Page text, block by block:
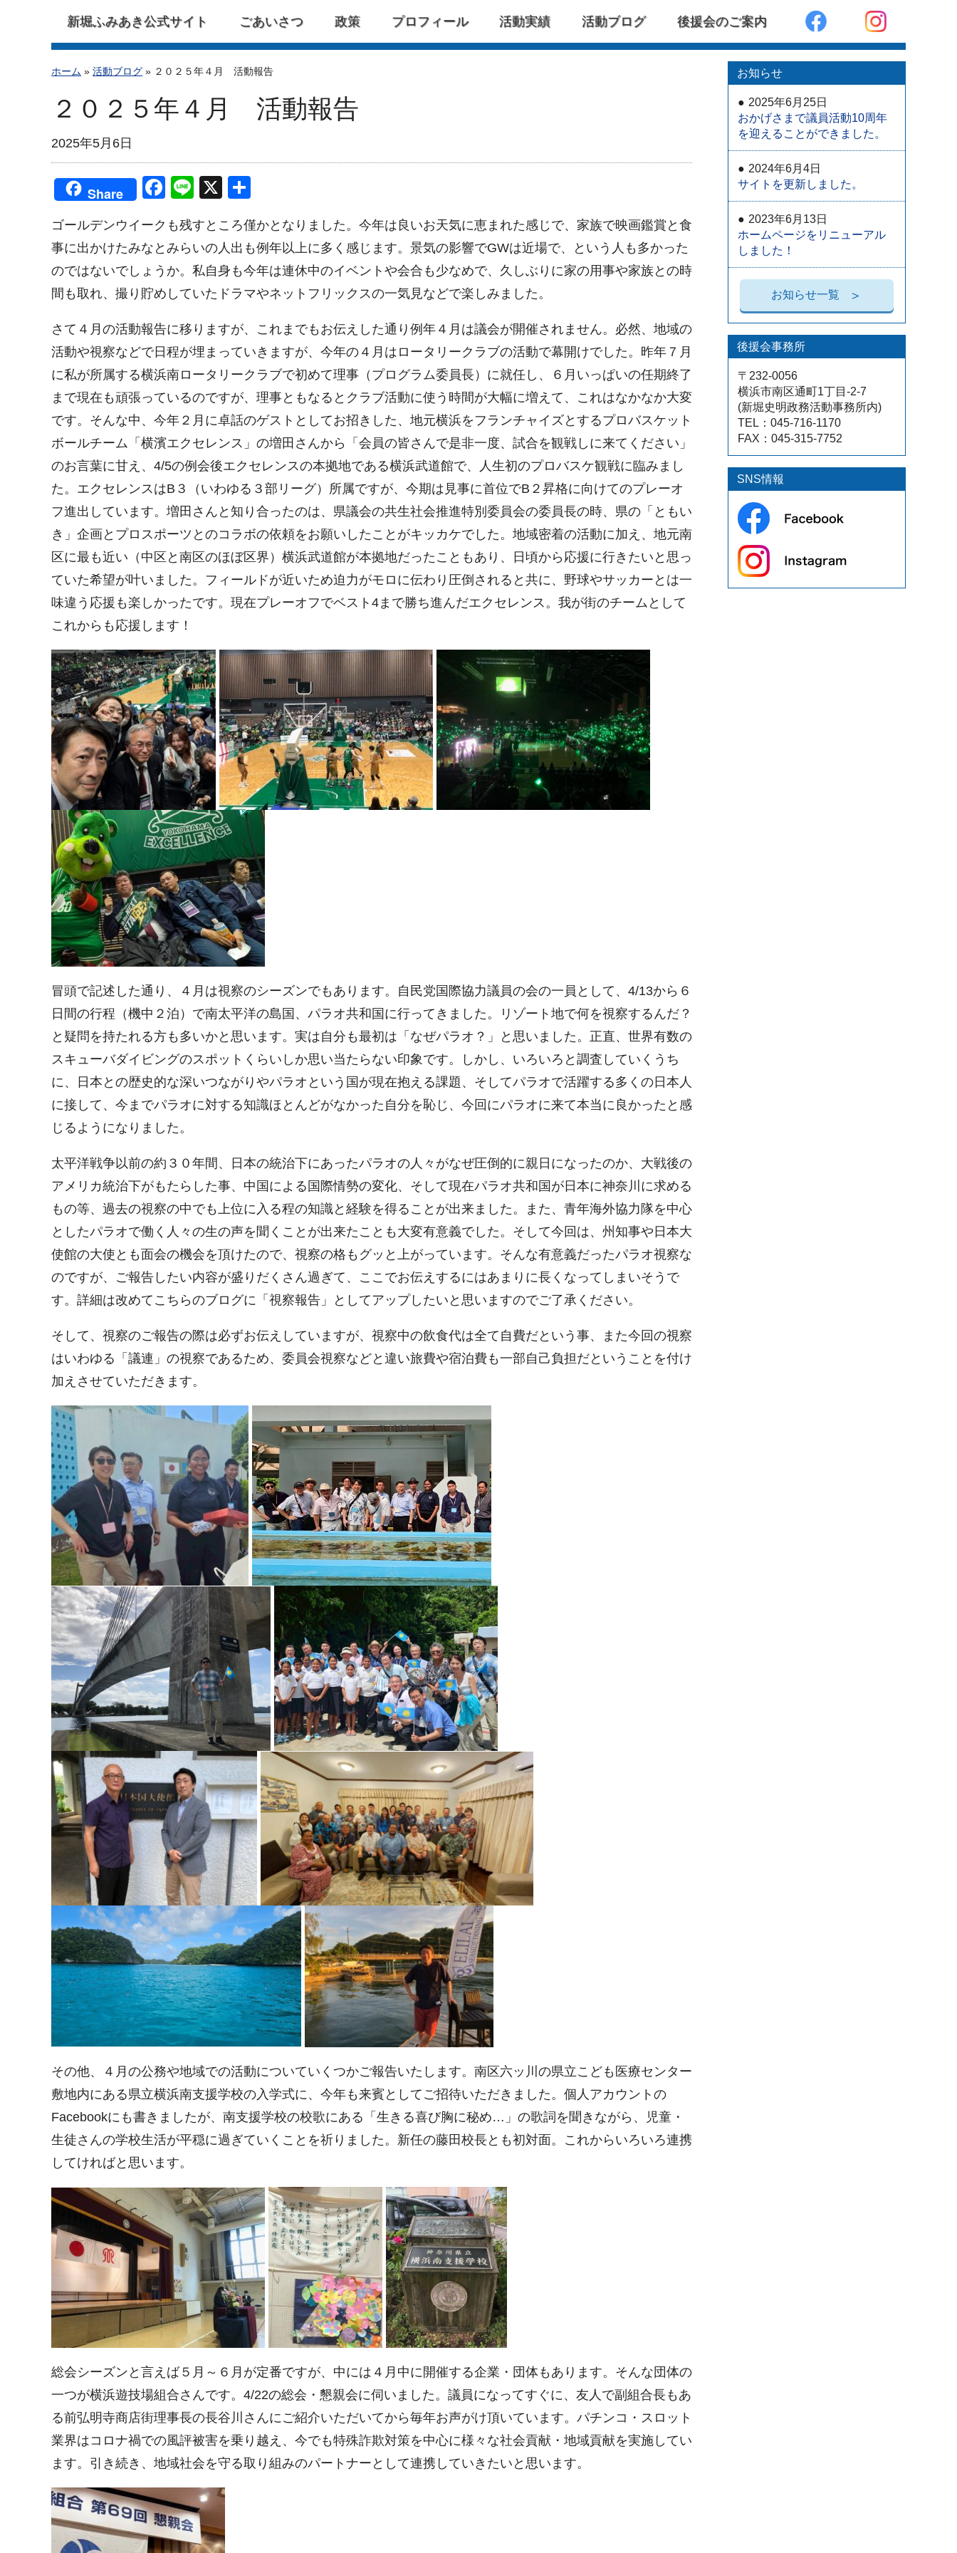
新堀ふみあき公式サイト ごあいさつ 政策 プロフィール 活動実績 活動ブログ 後援会のご案内
Facebook Instagram
ホーム » 活動ブログ » ２０２５年４月 活動報告
２０２５年４月 活動報告
2025年5月6日
Share
F
c
e
b
o
o
k
Li
e
X
ゴールデンウイークも残すところ僅かとなりました。今年は良いお天気に恵まれた感じで、家族で映画鑑賞と食
事に出かけたみなとみらいの人出も例年以上に多く感じます。景気の影響でGWは近場で、という人も多かった
のではないでしょうか。私自身も今年は連休中のイベントや会合も少なめで、久しぶりに家の用事や家族との時
間も取れ、撮り貯めしていたドラマやネットフリックスの一気見などで楽しみました。
さて４月の活動報告に移りますが、これまでもお伝えした通り例年４月は議会が開催されません。必然、地域の
活動や視察などで日程が埋まっていきますが、今年の４月はロータリークラブの活動で幕開けでした。昨年７月
に私が所属する横浜南ロータリークラブで初めて理事（プログラム委員長）に就任し、６月いっぱいの任期終了
まで現在も頑張っているのですが、理事ともなるとクラブ活動に使う時間が大幅に増えて、これはなかなか大変
です。そんな中、今年２月に卓話のゲストとしてお招きした、地元横浜をフランチャイズとするプロバスケット
ボールチーム「横濱エクセレンス」の増田さんから「会員の皆さんで是非一度、試合を観戦しに来てください」
のお言葉に甘え、4/5の例会後エクセレンスの本拠地である横浜武道館で、人生初のプロバスケ観戦に臨みまし
た。エクセレンスはB３（いわゆる３部リーグ）所属ですが、今期は見事に首位でB２昇格に向けてのプレーオ
フ進出しています。増田さんと知り合ったのは、県議会の共生社会推進特別委員会の委員長の時、県の「ともい
き」企画とプロスポーツとのコラボの依頼をお願いしたことがキッカケでした。地域密着の活動に加え、地元南
区に最も近い（中区と南区のほぼ区界）横浜武道館が本拠地だったこともあり、日頃から応援に行きたいと思っ
ていた希望が叶いました。フィールドが近いため迫力がモロに伝わり圧倒されると共に、野球やサッカーとは一
味違う応援も楽しかったです。現在プレーオフでベスト4まで勝ち進んだエクセレンス。我が街のチームとして
これからも応援します！
冒頭で記述した通り、４月は視察のシーズンでもあります。自民党国際協力議員の会の一員として、4/13から６
日間の行程（機中２泊）で南太平洋の島国、パラオ共和国に行ってきました。リゾート地で何を視察するんだ？
と疑問を持たれる方も多いかと思います。実は自分も最初は「なぜパラオ？」と思いました。正直、世界有数の
スキューバダイビングのスポットくらいしか思い当たらない印象です。しかし、いろいろと調査していくうち
に、日本との歴史的な深いつながりやパラオという国が現在抱える課題、そしてパラオで活躍する多くの日本人
に接して、今までパラオに対する知識ほとんどがなかった自分を恥じ、今回にパラオに来て本当に良かったと感
じるようになりました。
太平洋戦争以前の約３０年間、日本の統治下にあったパラオの人々がなぜ圧倒的に親日になったのか、大戦後の
アメリカ統治下がもたらした事、中国による国際情勢の変化、そして現在パラオ共和国が日本に神奈川に求める
もの等、過去の視察の中でも上位に入る程の知識と経験を得ることが出来ました。また、青年海外協力隊を中心
としたパラオで働く人々の生の声を聞くことが出来たことも大変有意義でした。そして今回は、州知事や日本大
使館の大使とも面会の機会を頂けたので、視察の格もグッと上がっています。そんな有意義だったパラオ視察な
のですが、ご報告したい内容が盛りだくさん過ぎて、ここでお伝えするにはあまりに長くなってしまいそうで
す。詳細は改めてこちらのブログに「視察報告」としてアップしたいと思いますのでご了承ください。
そして、視察のご報告の際は必ずお伝えしていますが、視察中の飲食代は全て自費だという事、また今回の視察
はいわゆる「議連」の視察であるため、委員会視察などと違い旅費や宿泊費も一部自己負担だということを付け
加えさせていただきます。
その他、４月の公務や地域での活動についていくつかご報告いたします。南区六ッ川の県立こども医療センター
敷地内にある県立横浜南支援学校の入学式に、今年も来賓としてご招待いただきました。個人アカウントの
Facebookにも書きましたが、南支援学校の校歌にある「生きる喜び胸に秘め…」の歌詞を聞きながら、児童・
生徒さんの学校生活が平穏に過ぎていくことを祈りました。新任の藤田校長とも初対面。これからいろいろ連携
してければと思います。
総会シーズンと言えば５月～６月が定番ですが、中には４月中に開催する企業・団体もあります。そんな団体の
一つが横浜遊技場組合さんです。4/22の総会・懇親会に伺いました。議員になってすぐに、友人で副組合長もあ
る前弘明寺商店街理事長の長谷川さんにご紹介いただいてから毎年お声がけ頂いています。パチンコ・スロット
業界はコロナ禍での風評被害を乗り越え、今でも特殊詐欺対策を中心に様々な社会貢献・地域貢献を実施してい
ます。引き続き、地域社会を守る取り組みのパートナーとして連携していきたいと思います。
お知らせ
2025年6月25日
おかげさまで議員活動10周年
を迎えることができました。
2024年6月4日
サイトを更新しました。
2023年6月13日
ホームページをリニューアル
しました！
お知らせ一覧
後援会事務所
〒232-0056
横浜市南区通町1丁目-2-7
(新堀史明政務活動事務所内)
TEL：045-716-1170
FAX：045-315-7752
SNS情報